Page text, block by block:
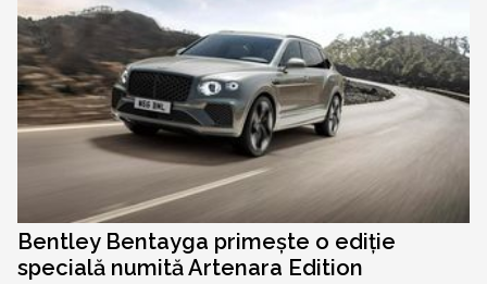
Bentley Bentayga primește o ediție
specială numită Artenara Edition